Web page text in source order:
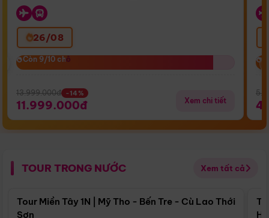
26/08
Còn 9/10 chỗ
Còn 9/10 chỗ
13.999.000đ -14%
11.999.000đ Xem chi tiết
TOUR TRONG NƯỚC Xem tất cả
Điểm nổi bật
Tour Miền Tây 1N | Mỹ Tho - Bến Tre - Cù Lao Thới
Sơn